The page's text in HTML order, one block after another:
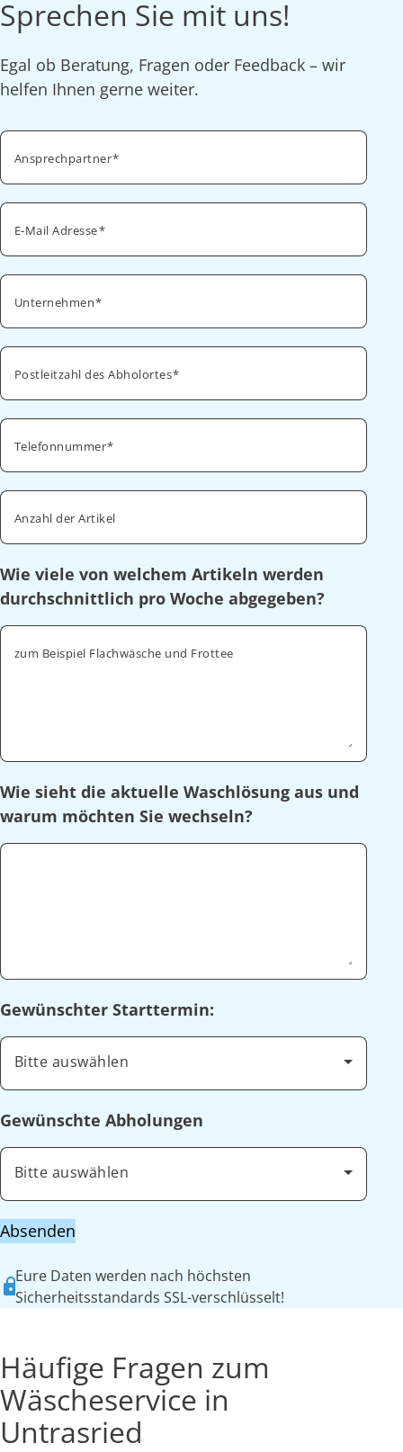
Sprechen Sie mit uns!
Egal ob Beratung, Fragen oder Feedback – wir
helfen Ihnen gerne weiter.
Ansprechpartner
E-Mail Adresse
Unternehmen
Postleitzahl des Abholortes
Telefonnummer
Anzahl der Artikel
Wie viele von welchem Artikeln werden
durchschnittlich pro Woche abgegeben?
zum Beispiel Flachwäsche und Frottee
Wie sieht die aktuelle Waschlösung aus und
warum möchten Sie wechseln?
Gewünschter Starttermin:
Bitte auswählen
Gewünschte Abholungen
Bitte auswählen
Absenden
Eure Daten werden nach höchsten
Sicherheitsstandards SSL-verschlüsselt!
Häufige Fragen zum
Wäscheservice in
Untrasried